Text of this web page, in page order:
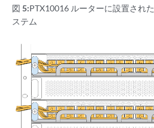
図 5:PTX10016 ルーターに設置され
ステム